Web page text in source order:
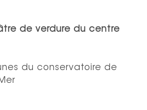
de verdure du centre
du conservatoire de